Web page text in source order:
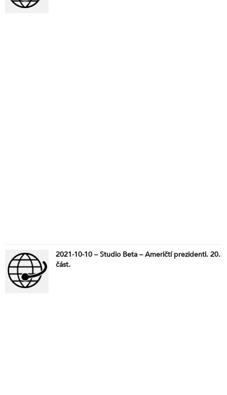
2021-10-10 – Studio Beta – Američtí prezidenti. 20.
část.